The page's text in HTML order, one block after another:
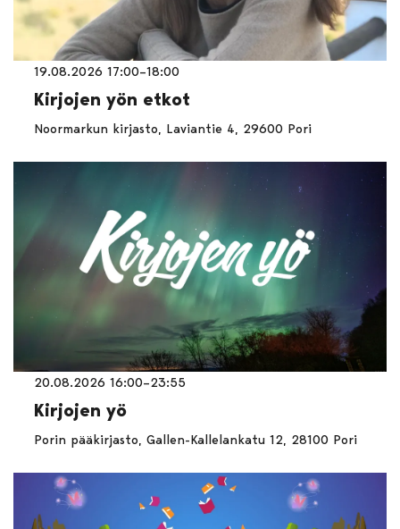
19.08.2026 17:00–18:00
Kirjojen yön etkot
Noormarkun kirjasto, Laviantie 4, 29600 Pori
20.08.2026 16:00–23:55
Kirjojen yö
Porin pääkirjasto, Gallen-Kallelankatu 12, 28100 Pori